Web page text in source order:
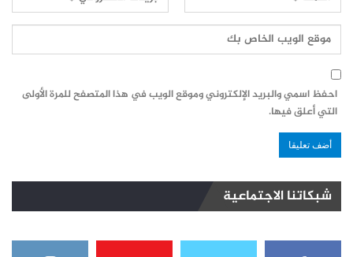
احفظ اسمي والبريد الإلكتروني وموقع الويب في هذا المتصفح للمرة الأولى
التي أعلق فيها.
شبكاتنا الاجتماعية